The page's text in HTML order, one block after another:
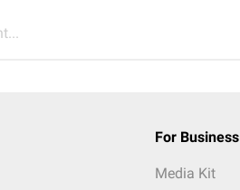
For Business
Media Kit